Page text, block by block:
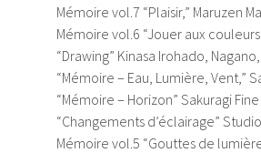
Mémoire vol.7 “Plaisir,” Maruzen
Mémoire vol.6 “Jouer aux
“Drawing” Kinasa Irohado,
“Mémoire – Eau, Lumière, Vent,”
“Mémoire – Horizon” Sakuragi Fine
“Changements d’éclairage”
Mémoire vol.5 “Gouttes de